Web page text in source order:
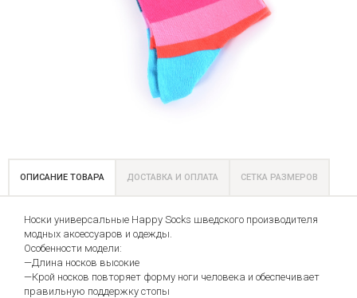
ОПИСАНИЕ ТОВАРА ДОСТАВКА И ОПЛАТА СЕТКА РАЗМЕРОВ
Носки универсальные Happy Socks шведского производителя
модных аксессуаров и одежды.
Особенности модели:
—Длина носков высокие
—Крой носков повторяет форму ноги человека и обеспечивает
правильную поддержку стопы